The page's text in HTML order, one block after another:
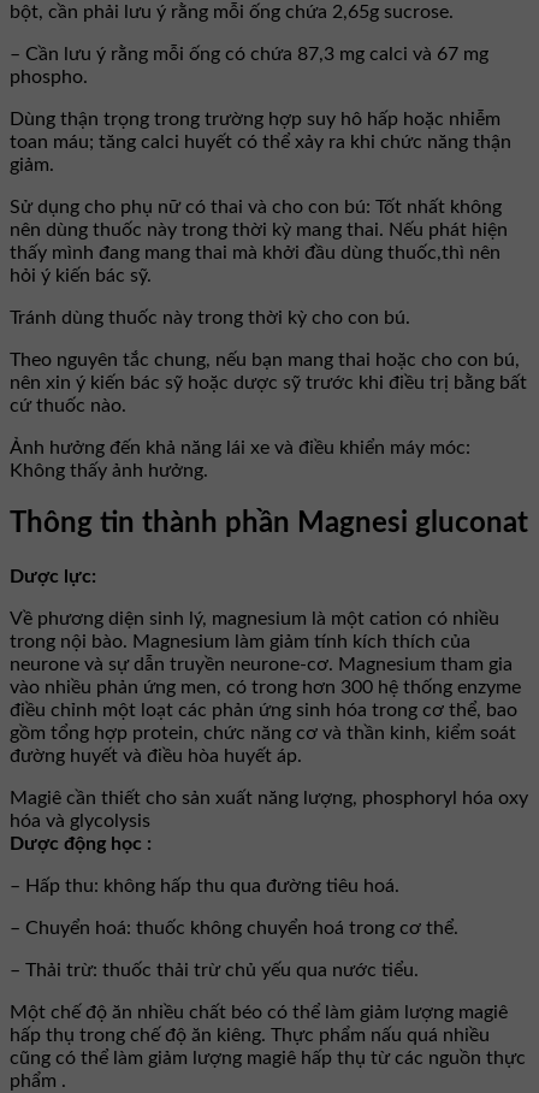
bột, cần phải lưu ý rằng mỗi ống chứa 2,65g sucrose.
– Cần lưu ý rằng mỗi ống có chứa 87,3 mg calci và 67 mg
phospho.
Dùng thận trọng trong trường hợp suy hô hấp hoặc nhiễm
toan máu; tăng calci huyết có thể xảy ra khi chức năng thận
giảm.
Sử dụng cho phụ nữ có thai và cho con bú: Tốt nhất không
nên dùng thuốc này trong thời kỳ mang thai. Nếu phát hiện
thấy mình đang mang thai mà khởi đầu dùng thuốc,thì nên
hỏi ý kiến bác sỹ.
Tránh dùng thuốc này trong thời kỳ cho con bú.
Theo nguyên tắc chung, nếu bạn mang thai hoặc cho con bú,
nên xin ý kiến bác sỹ hoặc dược sỹ trước khi điều trị bằng bất
cứ thuốc nào.
Ảnh hưởng đến khả năng lái xe và điều khiển máy móc:
Không thấy ảnh hưởng.
Thông tin thành phần Magnesi gluconat
Dược lực:
Về phương diện sinh lý, magnesium là một cation có nhiều
trong nội bào. Magnesium làm giảm tính kích thích của
neurone và sự dẫn truyền neurone-cơ. Magnesium tham gia
vào nhiều phản ứng men, có trong hơn 300 hệ thống enzyme
điều chỉnh một loạt các phản ứng sinh hóa trong cơ thể, bao
gồm tổng hợp protein, chức năng cơ và thần kinh, kiểm soát
đường huyết và điều hòa huyết áp.
Magiê cần thiết cho sản xuất năng lượng, phosphoryl hóa oxy
hóa và glycolysis
Dược động học :
– Hấp thu: không hấp thu qua đường tiêu hoá.
– Chuyển hoá: thuốc không chuyển hoá trong cơ thể.
– Thải trừ: thuốc thải trừ chủ yếu qua nước tiểu.
Một chế độ ăn nhiều chất béo có thể làm giảm lượng magiê
hấp thụ trong chế độ ăn kiêng. Thực phẩm nấu quá nhiều
cũng có thể làm giảm lượng magiê hấp thụ từ các nguồn thực
phẩm .